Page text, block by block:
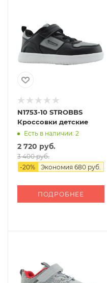
N1753-10 STROBBS
Кроссовки детские
Есть в наличии: 2
2 720 руб.
3 400 руб.
-20% Экономия 680 руб.
ПОДРОБНЕЕ